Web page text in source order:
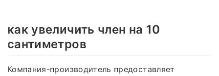
как увеличить член на 10
сантиметров
Компания-производитель предоставляет